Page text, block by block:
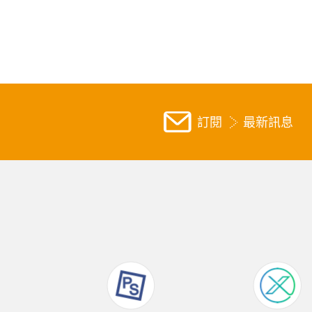
訂閱 最新訊息